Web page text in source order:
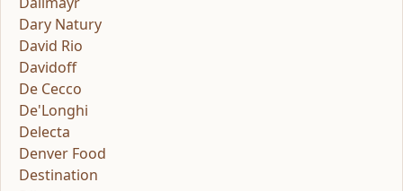
Dary Natury
David Rio
Davidoff
De Cecco
De'Longhi
Delecta
Denver Food
Destination